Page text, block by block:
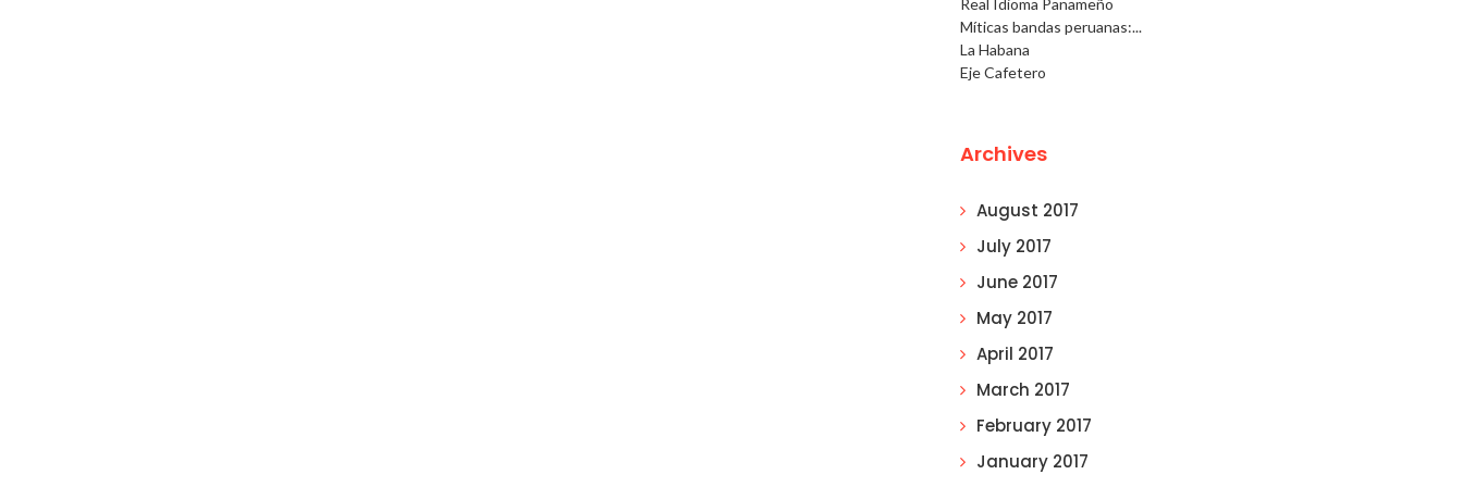
Real Idioma Panameño
Míticas bandas peruanas:...
La Habana
Eje Cafetero
Archives
August 2017
July 2017
June 2017
May 2017
April 2017
March 2017
February 2017
January 2017